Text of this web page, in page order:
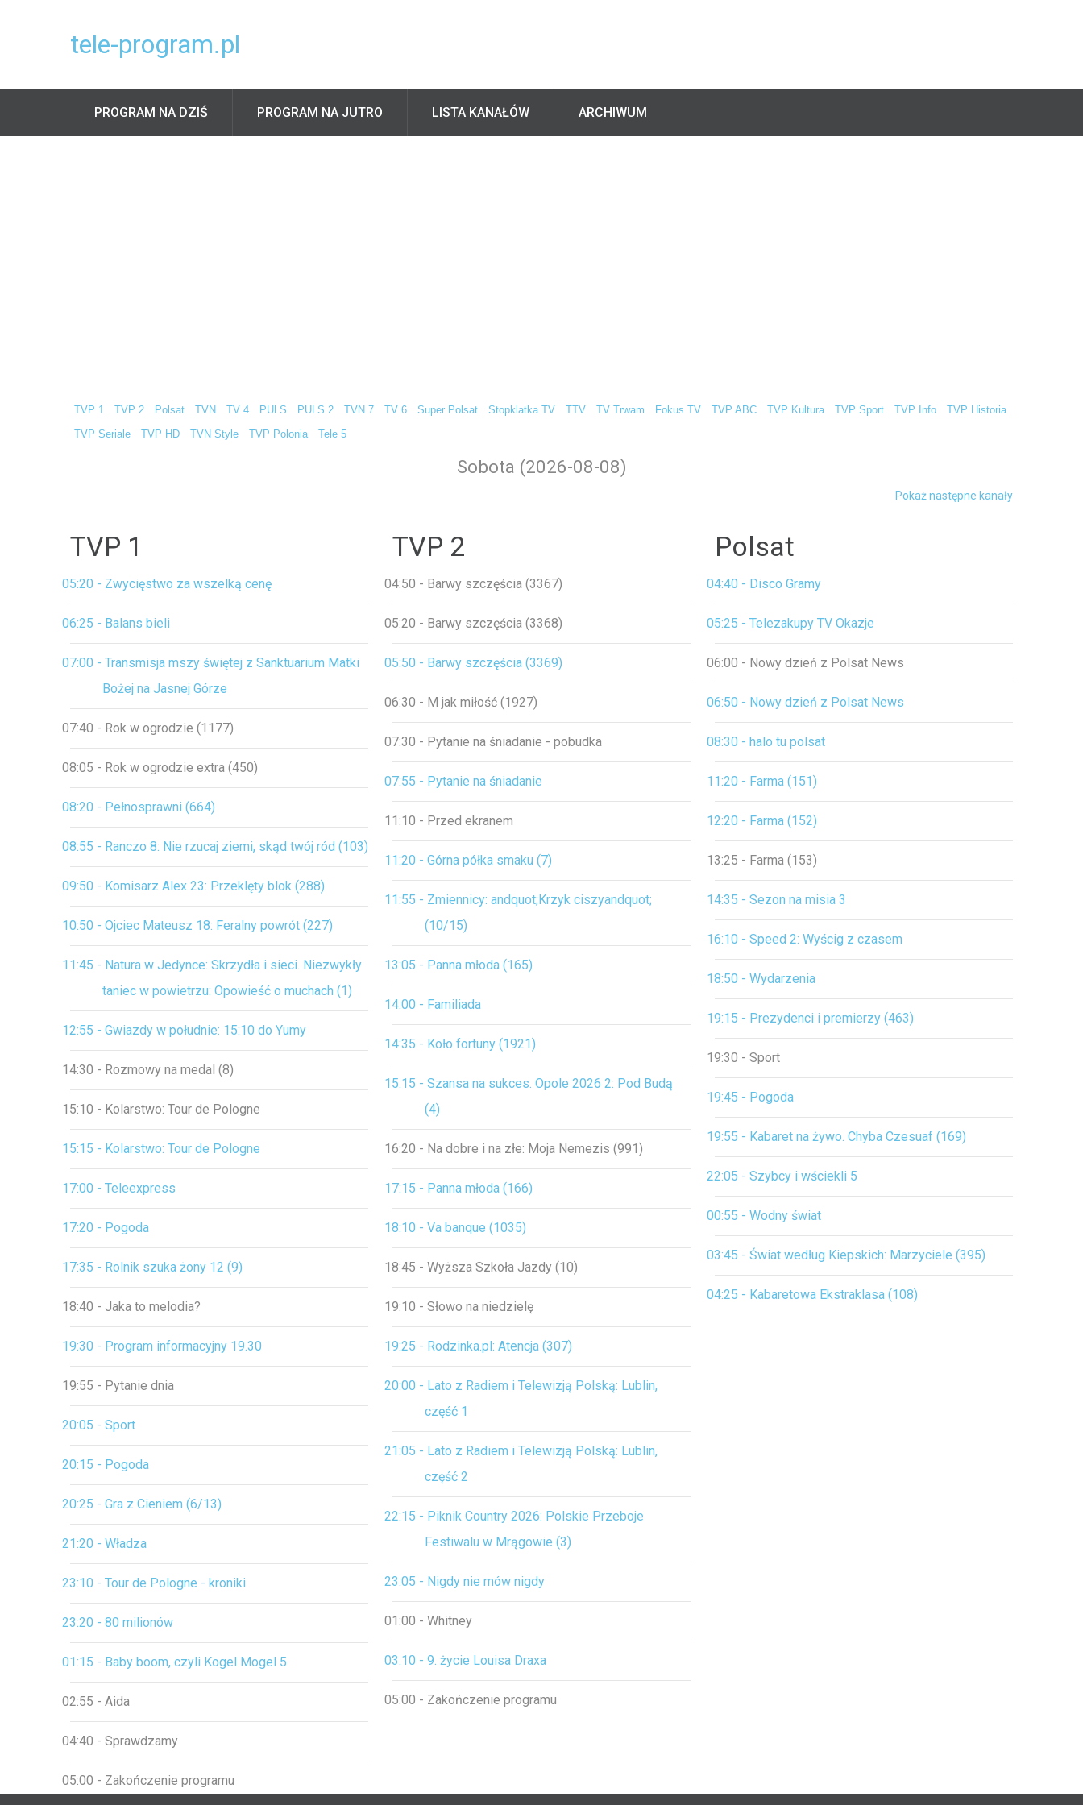
tele-program.pl
PROGRAM NA DZIŚ PROGRAM NA JUTRO LISTA KANAŁÓW ARCHIWUM
TVP 1 TVP 2 Polsat TVN TV 4 PULS PULS 2 TVN 7 TV 6 Super Polsat Stopklatka TV TTV TV Trwam Fokus TV TVP ABC TVP Kultura TVP Sport TVP Info TVP Historia
TVP Seriale TVP HD TVN Style TVP Polonia Tele 5
Sobota (2026-08-08)
Pokaż następne kanały
TVP 1
05:20 - Zwycięstwo za wszelką cenę
06:25 - Balans bieli
07:00 - Transmisja mszy świętej z Sanktuarium Matki
Bożej na Jasnej Górze
07:40 - Rok w ogrodzie (1177)
08:05 - Rok w ogrodzie extra (450)
08:20 - Pełnosprawni (664)
08:55 - Ranczo 8: Nie rzucaj ziemi, skąd twój ród (103)
09:50 - Komisarz Alex 23: Przeklęty blok (288)
10:50 - Ojciec Mateusz 18: Feralny powrót (227)
11:45 - Natura w Jedynce: Skrzydła i sieci. Niezwykły
taniec w powietrzu: Opowieść o muchach (1)
12:55 - Gwiazdy w południe: 15:10 do Yumy
14:30 - Rozmowy na medal (8)
15:10 - Kolarstwo: Tour de Pologne
15:15 - Kolarstwo: Tour de Pologne
17:00 - Teleexpress
17:20 - Pogoda
17:35 - Rolnik szuka żony 12 (9)
18:40 - Jaka to melodia?
19:30 - Program informacyjny 19.30
19:55 - Pytanie dnia
20:05 - Sport
20:15 - Pogoda
20:25 - Gra z Cieniem (6/13)
21:20 - Władza
23:10 - Tour de Pologne - kroniki
23:20 - 80 milionów
01:15 - Baby boom, czyli Kogel Mogel 5
02:55 - Aida
04:40 - Sprawdzamy
05:00 - Zakończenie programu
TVP 2
04:50 - Barwy szczęścia (3367)
05:20 - Barwy szczęścia (3368)
05:50 - Barwy szczęścia (3369)
06:30 - M jak miłość (1927)
07:30 - Pytanie na śniadanie - pobudka
07:55 - Pytanie na śniadanie
11:10 - Przed ekranem
11:20 - Górna półka smaku (7)
11:55 - Zmiennicy: andquot;Krzyk ciszyandquot;
(10/15)
13:05 - Panna młoda (165)
14:00 - Familiada
14:35 - Koło fortuny (1921)
15:15 - Szansa na sukces. Opole 2026 2: Pod Budą
(4)
16:20 - Na dobre i na złe: Moja Nemezis (991)
17:15 - Panna młoda (166)
18:10 - Va banque (1035)
18:45 - Wyższa Szkoła Jazdy (10)
19:10 - Słowo na niedzielę
19:25 - Rodzinka.pl: Atencja (307)
20:00 - Lato z Radiem i Telewizją Polską: Lublin,
część 1
21:05 - Lato z Radiem i Telewizją Polską: Lublin,
część 2
22:15 - Piknik Country 2026: Polskie Przeboje
Festiwalu w Mrągowie (3)
23:05 - Nigdy nie mów nigdy
01:00 - Whitney
03:10 - 9. życie Louisa Draxa
05:00 - Zakończenie programu
Polsat
04:40 - Disco Gramy
05:25 - Telezakupy TV Okazje
06:00 - Nowy dzień z Polsat News
06:50 - Nowy dzień z Polsat News
08:30 - halo tu polsat
11:20 - Farma (151)
12:20 - Farma (152)
13:25 - Farma (153)
14:35 - Sezon na misia 3
16:10 - Speed 2: Wyścig z czasem
18:50 - Wydarzenia
19:15 - Prezydenci i premierzy (463)
19:30 - Sport
19:45 - Pogoda
19:55 - Kabaret na żywo. Chyba Czesuaf (169)
22:05 - Szybcy i wściekli 5
00:55 - Wodny świat
03:45 - Świat według Kiepskich: Marzyciele (395)
04:25 - Kabaretowa Ekstraklasa (108)